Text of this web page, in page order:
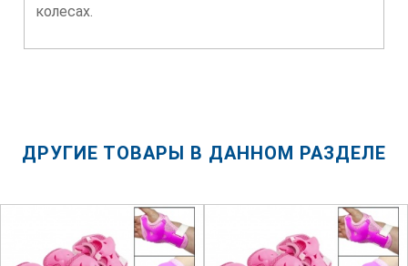
колесах.
ДРУГИЕ ТОВАРЫ В ДАННОМ РАЗДЕЛЕ